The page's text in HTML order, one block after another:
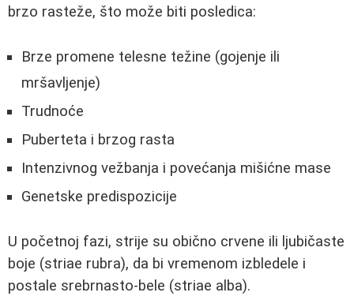
brzo rasteže, što može biti posledica:
Brze promene telesne težine (gojenje ili
mršavljenje)
Trudnoće
Puberteta i brzog rasta
Intenzivnog vežbanja i povećanja mišićne mase
Genetske predispozicije
U početnoj fazi, strije su obično crvene ili ljubičaste
boje (striae rubra), da bi vremenom izbledele i
postale srebrnasto-bele (striae alba).